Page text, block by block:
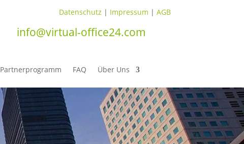
Datenschutz | Impressum | AGB
info@virtual-office24.com
Partnerprogramm FAQ Über Uns